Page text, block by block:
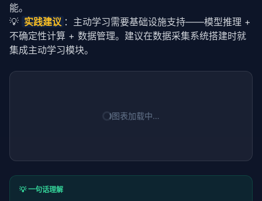
能。
💡 实践建议 ：主动学习需要基础设施支持——模型推理 +
不确定性计算 + 数据管理。建议在数据采集系统搭建时就
集成主动学习模块。
图表加载中…
💡 一句话理解